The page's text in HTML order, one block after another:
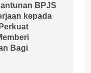
BPJS
kepada
Bagi